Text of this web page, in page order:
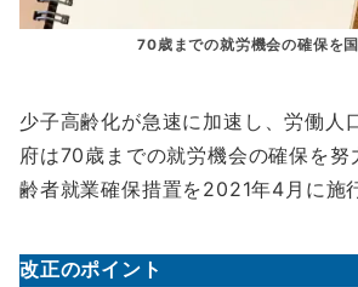
70歳までの就労機会の確保を
少子高齢化が急速に加速し、労働人
府は70歳までの就労機会の確保を努
齢者就業確保措置を2021年4月に施
改正のポイント